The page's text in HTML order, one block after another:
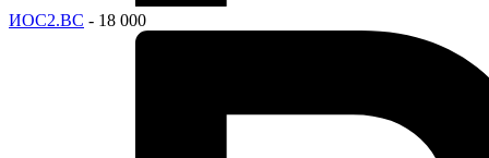
ИОС2.ВС - 18 000